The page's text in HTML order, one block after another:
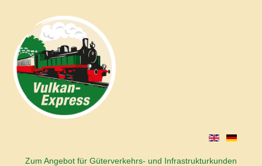
Zum Angebot für Güterverkehrs- und Infrastrukturkunden